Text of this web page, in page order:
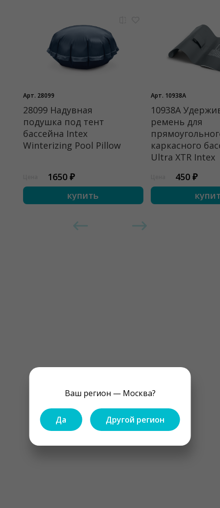
Ваш регион — Москва?
Да Другой регион
Арт. 28099
28099 Надувная
подушка под тент
бассейна Intex
Winterizing Pool Pillow
1650 ₽
купить
Арт. 10938A
10938A
ремень для
каркасного
Ultra XTR Intex
450 ₽